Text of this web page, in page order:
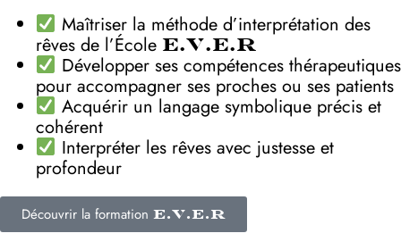
Maîtriser la méthode d’interprétation des
rêves de l’École E.V.E.R
Développer ses compétences thérapeutiques
pour accompagner ses proches ou ses patients
Acquérir un langage symbolique précis et
cohérent
Interpréter les rêves avec justesse et
profondeur
Découvrir la formation E.V.E.R